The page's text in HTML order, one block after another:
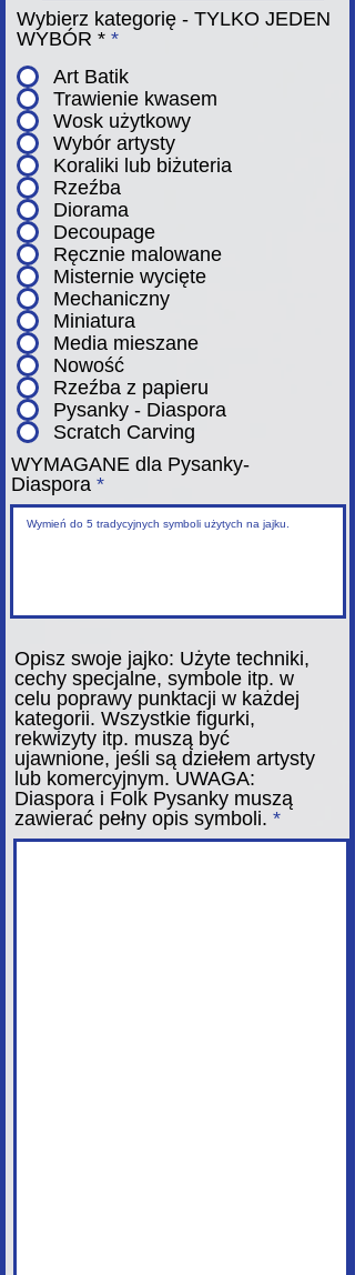
Wybierz kategorię - TYLKO JEDEN
WYBÓR * *
Art Batik
Trawienie kwasem
Wosk użytkowy
Wybór artysty
Koraliki lub biżuteria
Rzeźba
Diorama
Decoupage
Ręcznie malowane
Misternie wycięte
Mechaniczny
Miniatura
Media mieszane
Nowość
Rzeźba z papieru
Pysanky - Diaspora
Scratch Carving
WYMAGANE dla Pysanky-
Diaspora
Opisz swoje jajko: Użyte techniki,
cechy specjalne, symbole itp. w
celu poprawy punktacji w każdej
kategorii. Wszystkie figurki,
rekwizyty itp. muszą być
ujawnione, jeśli są dziełem artysty
lub komercyjnym. UWAGA:
Diaspora i Folk Pysanky muszą
zawierać pełny opis symboli.